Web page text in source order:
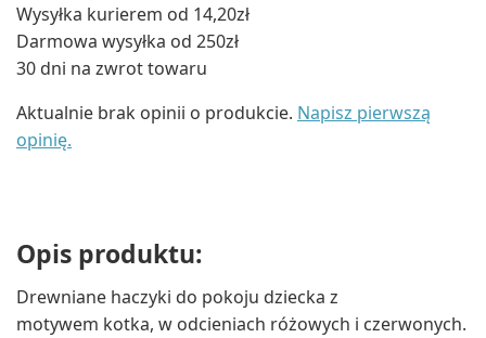
Wysyłka kurierem od 14,20zł
Darmowa wysyłka od 250zł
30 dni na zwrot towaru
Aktualnie brak opinii o produkcie. Napisz pierwszą
opinię.
Opis produktu:
Drewniane haczyki do pokoju dziecka z
motywem kotka, w odcieniach różowych i czerwonych.